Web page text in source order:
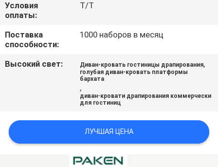
КАРТА
САЙТА
PRIVACY
Условия
оплаты:
T/T
Поставка
способности:
1000 наборов в месяц
Высокий свет: Диван-кровать гостиницы драпирования,
голубая диван-кровать платформы
бархата
,
диван-кровати драпирования коммерчески
для гостиниц
ЛУЧШАЯ ЦЕНА